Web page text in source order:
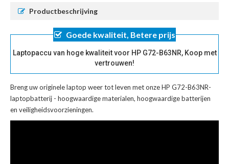
Productbeschrijving
Goede kwaliteit, Betere prijs
Laptopaccu van hoge kwaliteit voor HP G72-B63NR, Koop met
vertrouwen!
Breng uw originele laptop weer tot leven met onzeHP G72-B63NR-
laptopbatterij - hoogwaardige materialen, hoogwaardige batterijen
en veiligheidsvoorzieningen.